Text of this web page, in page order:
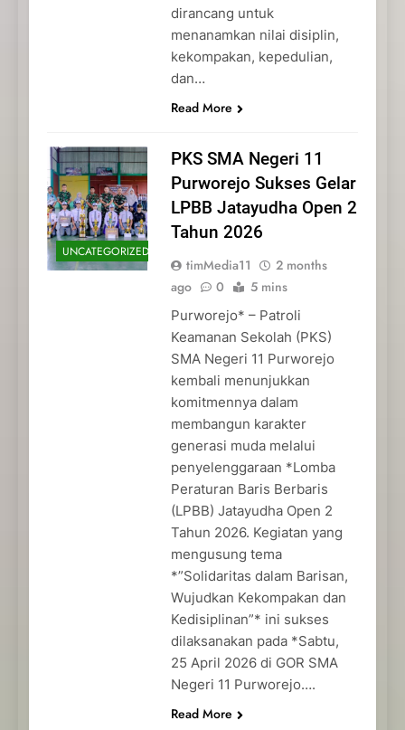
dirancang untuk
menanamkan nilai disiplin,
kekompakan, kepedulian,
dan…
Read More
UNCATEGORIZED
PKS SMA Negeri 11
Purworejo Sukses Gelar
LPBB Jatayudha Open 2
Tahun 2026
timMedia11
2 months
ago
0 5 mins
Purworejo* – Patroli
Keamanan Sekolah (PKS)
SMA Negeri 11 Purworejo
kembali menunjukkan
komitmennya dalam
membangun karakter
generasi muda melalui
penyelenggaraan *Lomba
Peraturan Baris Berbaris
(LPBB) Jatayudha Open 2
Tahun 2026. Kegiatan yang
mengusung tema
*”Solidaritas dalam Barisan,
Wujudkan Kekompakan dan
Kedisiplinan”* ini sukses
dilaksanakan pada *Sabtu,
25 April 2026 di GOR SMA
Negeri 11 Purworejo….
Read More